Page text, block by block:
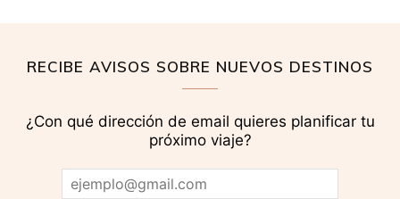
RECIBE AVISOS SOBRE NUEVOS DESTINOS
¿Con qué dirección de email quieres planificar tu
próximo viaje?